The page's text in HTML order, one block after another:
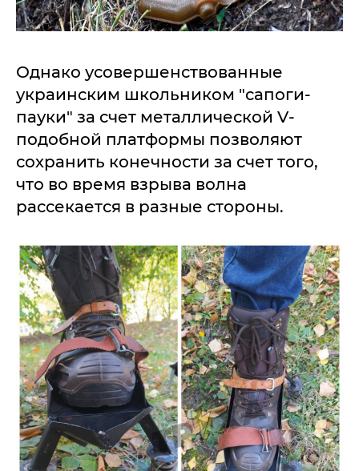
Однако усовершенствованные
украинским школьником "сапоги-
пауки" за счет металлической V-
подобной платформы позволяют
сохранить конечности за счет того,
что во время взрыва волна
рассекается в разные стороны.